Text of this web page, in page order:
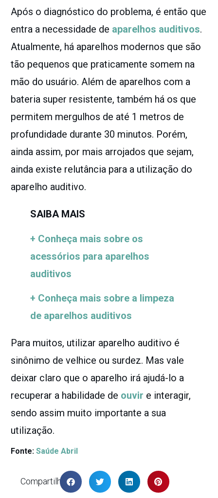
Após o diagnóstico do problema, é então que
entra a necessidade de aparelhos auditivos.
Atualmente, há aparelhos modernos que são
tão pequenos que praticamente somem na
mão do usuário. Além de aparelhos com a
bateria super resistente, também há os que
permitem mergulhos de até 1 metros de
profundidade durante 30 minutos. Porém,
ainda assim, por mais arrojados que sejam,
ainda existe relutância para a utilização do
aparelho auditivo.
SAIBA MAIS
+ Conheça mais sobre os
acessórios para aparelhos
auditivos
+ Conheça mais sobre a limpeza
de aparelhos auditivos
Para muitos, utilizar aparelho auditivo é
sinônimo de velhice ou surdez. Mas vale
deixar claro que o aparelho irá ajudá-lo a
recuperar a habilidade de ouvir e interagir,
sendo assim muito importante a sua
utilização.
Fonte:Saúde Abril
Compartilhar